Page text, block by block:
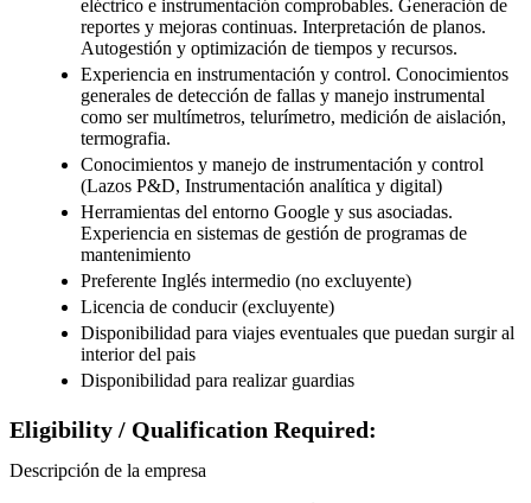
eléctrico e instrumentación comprobables. Generación de
reportes y mejoras continuas. Interpretación de planos.
Autogestión y optimización de tiempos y recursos.
Experiencia en instrumentación y control. Conocimientos
generales de detección de fallas y manejo instrumental
como ser multímetros, telurímetro, medición de aislación,
termografia.
Conocimientos y manejo de instrumentación y control
(Lazos P&D, Instrumentación analítica y digital)
Herramientas del entorno Google y sus asociadas.
Experiencia en sistemas de gestión de programas de
mantenimiento
Preferente Inglés intermedio (no excluyente)
Licencia de conducir (excluyente)
Disponibilidad para viajes eventuales que puedan surgir al
interior del pais
Disponibilidad para realizar guardias
Eligibility / Qualification Required:
Descripción de la empresa